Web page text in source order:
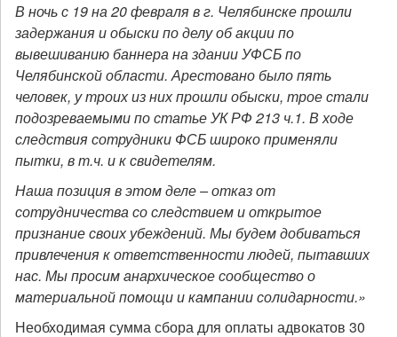
В ночь с 19 на 20 февраля в г. Челябинске прошли
задержания и обыски по делу об акции по
вывешиванию баннера на здании УФСБ по
Челябинской области. Арестовано было пять
человек, у троих из них прошли обыски, трое стали
подозреваемыми по статье УК РФ 213 ч.1. В ходе
следствия сотрудники ФСБ широко применяли
пытки, в т.ч. и к свидетелям.
Наша позиция в этом деле – отказ от
сотрудничества со следствием и открытое
признание своих убеждений. Мы будем добиваться
привлечения к ответственности людей, пытавших
нас. Мы просим анархическое сообщество о
материальной помощи и кампании солидарности.»
Необходимая сумма сбора для оплаты адвокатов 30